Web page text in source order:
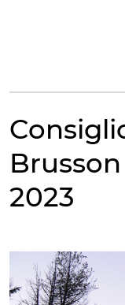
2023